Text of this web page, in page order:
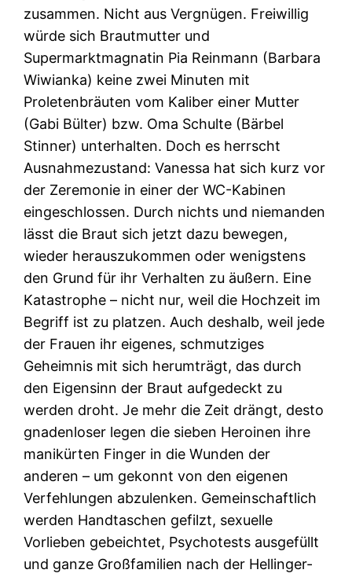
zusammen. Nicht aus Vergnügen. Freiwillig
würde sich Brautmutter und
Supermarktmagnatin Pia Reinmann (Barbara
Wiwianka) keine zwei Minuten mit
Proletenbräuten vom Kaliber einer Mutter
(Gabi Bülter) bzw. Oma Schulte (Bärbel
Stinner) unterhalten. Doch es herrscht
Ausnahmezustand: Vanessa hat sich kurz vor
der Zeremonie in einer der WC-Kabinen
eingeschlossen. Durch nichts und niemanden
lässt die Braut sich jetzt dazu bewegen,
wieder herauszukommen oder wenigstens
den Grund für ihr Verhalten zu äußern. Eine
Katastrophe – nicht nur, weil die Hochzeit im
Begriff ist zu platzen. Auch deshalb, weil jede
der Frauen ihr eigenes, schmutziges
Geheimnis mit sich herumträgt, das durch
den Eigensinn der Braut aufgedeckt zu
werden droht. Je mehr die Zeit drängt, desto
gnadenloser legen die sieben Heroinen ihre
manikürten Finger in die Wunden der
anderen – um gekonnt von den eigenen
Verfehlungen abzulenken. Gemeinschaftlich
werden Handtaschen gefilzt, sexuelle
Vorlieben gebeichtet, Psychotests ausgefüllt
und ganze Großfamilien nach der Hellinger-